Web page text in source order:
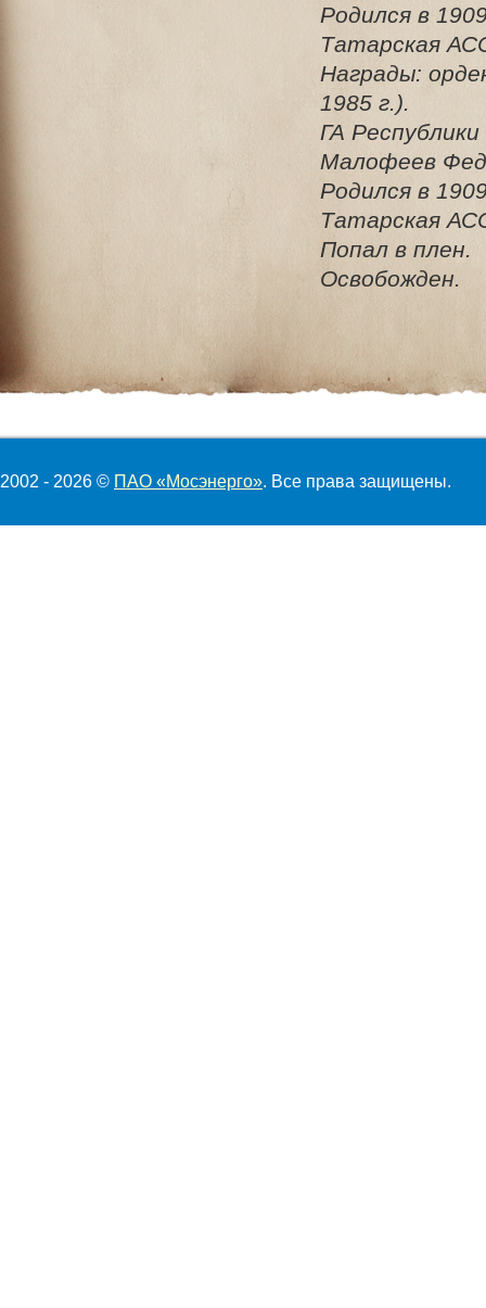
Родился в
Татарская
Награды:
1985 г.).
ГА
Малофеев
Родился в
Татарская
Попал в плен.
Освобожден.
2002 - 2026 © ПАО «Мосэнерго». Все права защищены.